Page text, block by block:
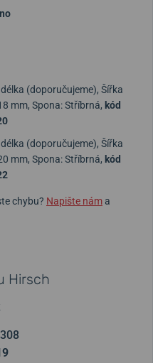
(doporučujeme), Šířka
mm, Spona: Stříbrná, kód
(doporučujeme), Šířka
mm, Spona: Stříbrná, kód
chybu? Napište náma
Hirsch